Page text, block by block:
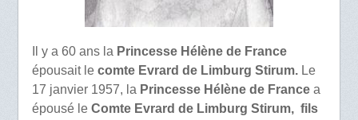
Il y a 60 ans la Princesse Hélène de France
épousait le comte Evrard de Limburg Stirum. Le
17 janvier 1957, la Princesse Hélène de Francea
épousé leComte Evrard de Limburg Stirum, fils